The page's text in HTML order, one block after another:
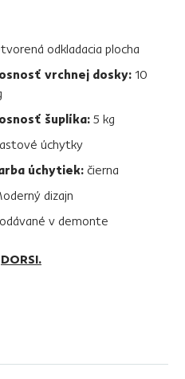
odkladacia plocha
vrchnej dosky:10
šuplíka: 5 kg
úchytky
úchytiek: čierna
dizajn
v demonte
DORSI.